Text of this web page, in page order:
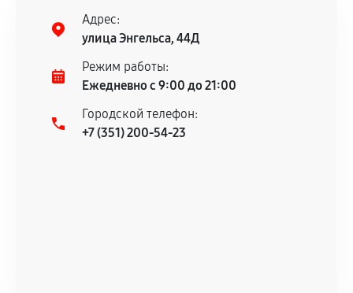
Адрес:
улица Энгельса, 44Д
Режим работы:
Ежедневно с 9:00 до 21:00
Городской телефон:
+7 (351) 200-54-23